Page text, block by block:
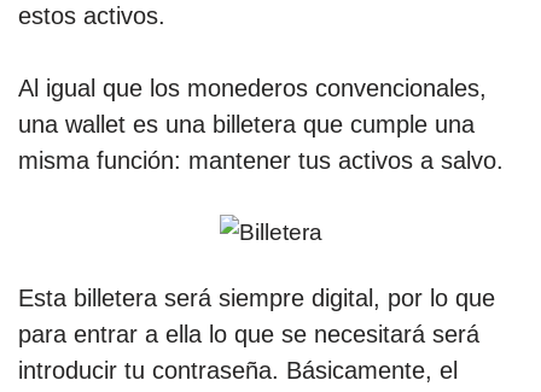
estos activos.
Al igual que los monederos convencionales,
una wallet es una billetera que cumple una
misma función: mantener tus activos a salvo.
Esta billetera será siempre digital, por lo que
para entrar a ella lo que se necesitará será
introducir tu contraseña. Básicamente, el